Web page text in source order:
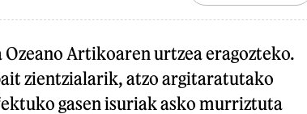
Ozeano Artikoaren urtzea eragozteko.
zientzialarik, atzo argitaratutako
gasen isuriak asko murriztuta